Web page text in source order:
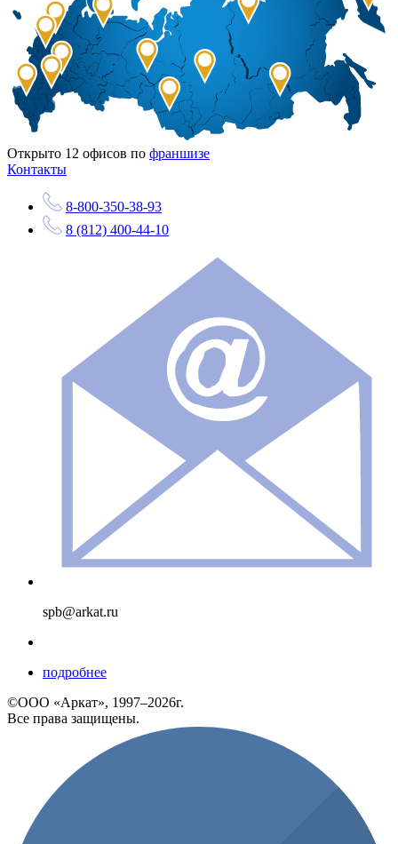
Открыто 12 офисов по франшизе
Контакты
8-800-350-38-93
8 (812) 400-44-10
spb@arkat.ru
подробнее
©ООО «Аркат», 1997–2026г.
Все права защищены.